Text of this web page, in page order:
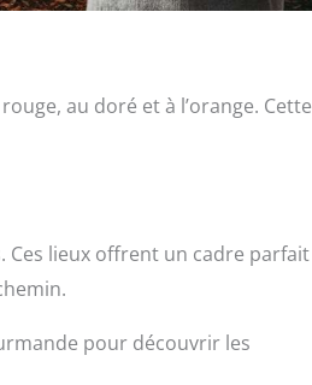
au doré et à l’orange. Cette
Ces lieux offrent un cadre parfait
pour découvrir les